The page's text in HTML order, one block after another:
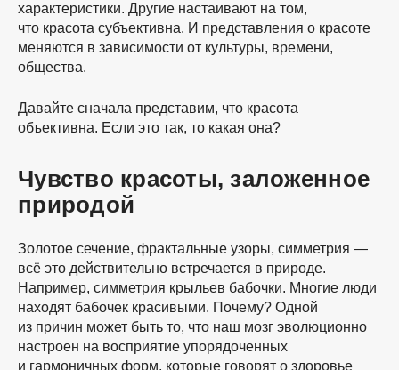
характеристики. Другие настаивают на том,
что красота субъективна. И представления о красоте
меняются в зависимости от культуры, времени,
общества.
Давайте сначала представим, что красота
объективна. Если это так, то какая она?
Чувство красоты, заложенное
природой
Золотое сечение, фрактальные узоры, симметрия —
всё это действительно встречается в природе.
Например, симметрия крыльев бабочки. Многие люди
находят бабочек красивыми. Почему? Одной
из причин может быть то, что наш мозг эволюционно
настроен на восприятие упорядоченных
и гармоничных форм, которые говорят о здоровье